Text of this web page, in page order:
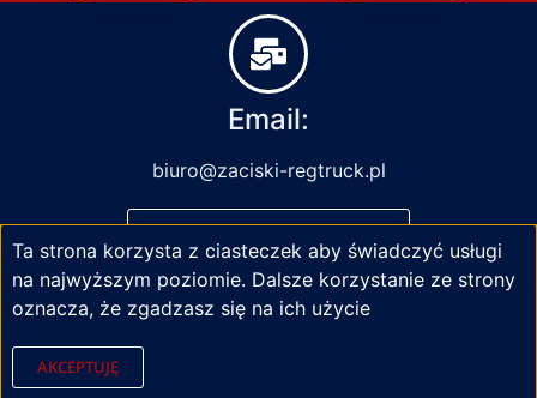
Email:
biuro@zaciski-regtruck.pl
NAPISZ DO NAS
Ta strona korzysta z ciasteczek aby świadczyć usługi
na najwyższym poziomie. Dalsze korzystanie ze strony
oznacza, że zgadzasz się na ich użycie
AKCEPTUJĘ